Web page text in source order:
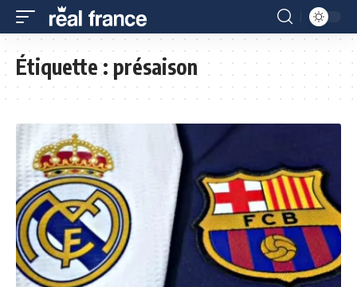
Étiquette :présaison